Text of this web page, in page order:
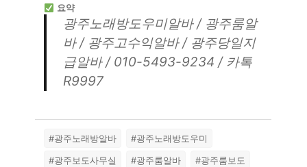
요약
광주노래방도우미알바 / 광주룸알
바 / 광주고수익알바 / 광주당일지
급알바 / 010-5493-9234 / 카톡
R9997
#광주노래방알바
#광주노래방도우미
#광주보도사무실
#광주룸알바
#광주룸보도